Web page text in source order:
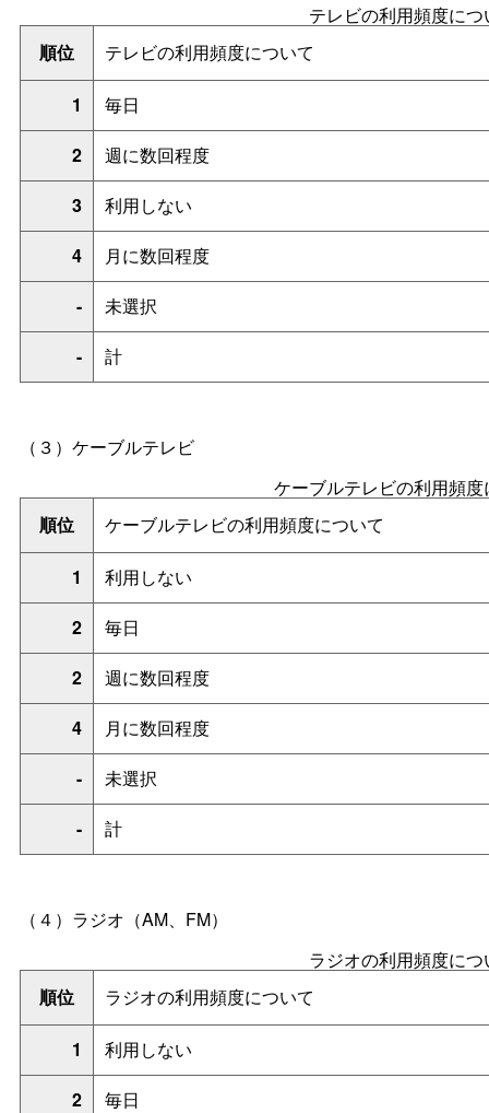
テレビの利用頻度につ
順位
テレビの利用頻度について
1
毎日
2
週に数回程度
3
利用しない
4
月に数回程度
-
未選択
-
計
（３）ケーブルテレビ
ケーブルテレビの利用頻
順位
ケーブルテレビの利用頻度について
1
利用しない
2
毎日
2
週に数回程度
4
月に数回程度
-
未選択
-
計
（４）ラジオ（AM、FM）
ラジオの利用頻度につ
順位
ラジオの利用頻度について
1
利用しない
2
毎日